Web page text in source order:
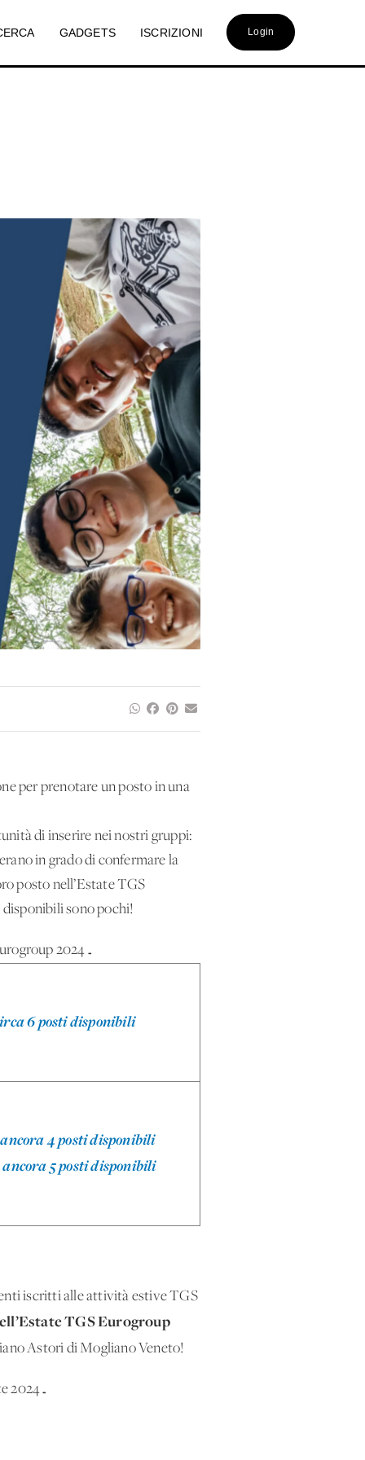
GADGETS ISCRIZIONI Login
per prenotare un posto in una
di inserire nei nostri gruppi:
in grado di confermare la
posto nell’Estate TGS
sono pochi!
2024…
6 posti disponibili
4 posti disponibili
5 posti disponibili
iscritti alle attività estive TGS
TGS Eurogroup
Astori di Mogliano Veneto!
2024…